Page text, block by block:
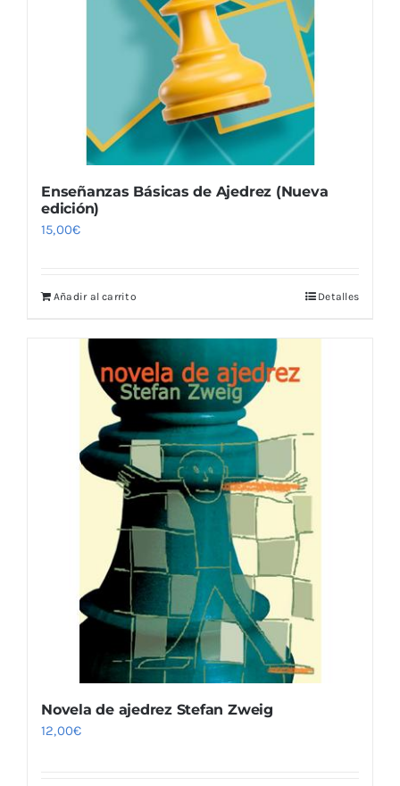
Enseñanzas Básicas de Ajedrez (Nueva
edición)
15,00€
Añadir al carrito Detalles
Novela de ajedrez Stefan Zweig
12,00€